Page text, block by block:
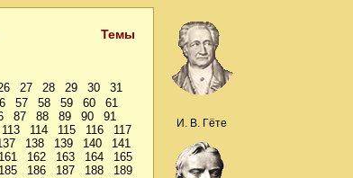
Темы
27 28 29 30
31
57 58 59 60
61
87 88 89 90
91
113 114 115 116
117
138 139 140
141
161 162 163 164
165
185 186 187 188
189
И. В. Гёте